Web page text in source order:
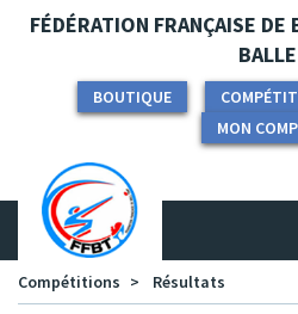
Panneau de gestion des cookies
FÉDÉRATION FRANÇAISE
BALLE
BOUTIQUE
MON
Compétitions
Résultats